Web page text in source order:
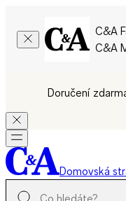
C&A
C&A
Doručení
Domovská